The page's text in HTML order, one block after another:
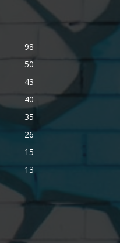
98
50
43
40
35
26
15
13